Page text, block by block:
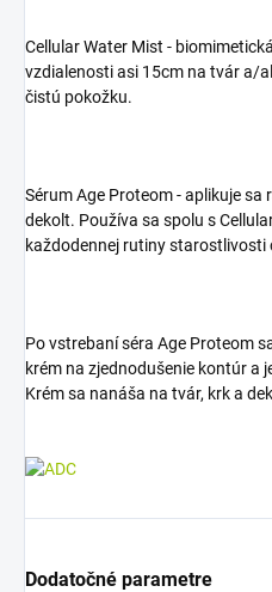
Cellular Water Mist -
vzdialenosti asi 15cm na tvár a/
čistú pokožku.
Sérum Age Proteom - aplikuje sa
dekolt. Používa sa spolu s
každodennej rutiny starostlivosti
Po vstrebaní séra Age Proteom
krém na zjednodušenie kontúr a
Krém sa nanáša na tvár, krk a
Dodatočné parametre